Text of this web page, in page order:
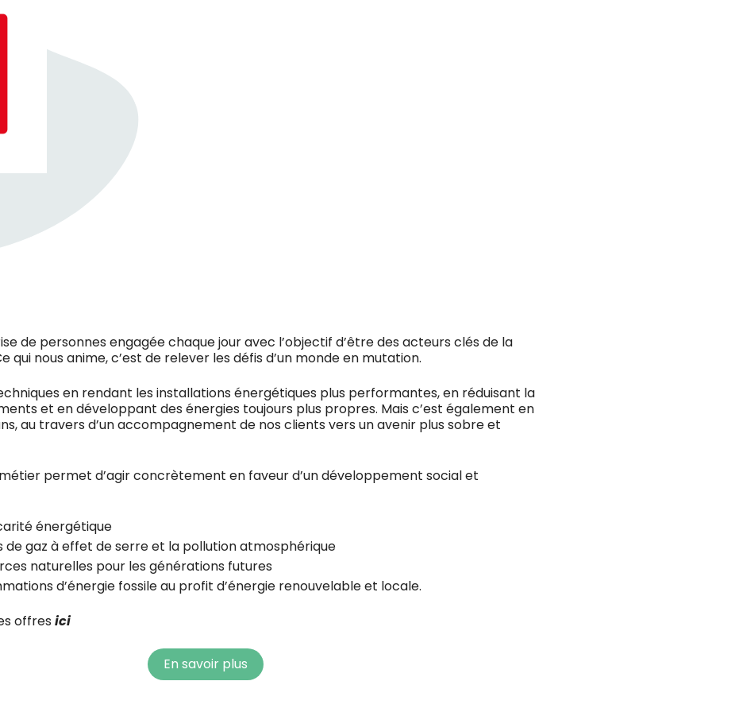
de personnes engagée chaque jour avec l’objectif d’être des acteurs clés de la
qui nous anime, c’est de relever les défis d’un monde en mutation.
en rendant les installations énergétiques plus performantes, en réduisant la
et en développant des énergies toujours plus propres. Mais c’est également en
au travers d’un accompagnement de nos clients vers un avenir plus sobre et
permet d’agir concrètement en faveur d’un développement social et
énergétique
de gaz à effet de serre et la pollution atmosphérique
naturelles pour les générations futures
d’énergie fossile au profit d’énergie renouvelable et locale.
offres ici
En savoir plus